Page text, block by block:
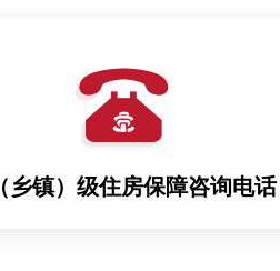
乡镇）级住房保障咨询电话